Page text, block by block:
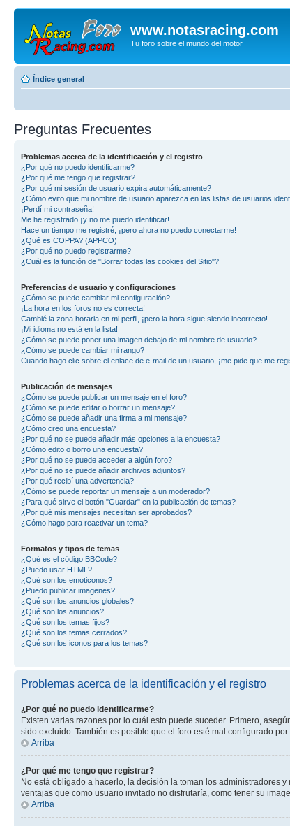
www.notasracing.com
Tu foro sobre el mundo del motor
Índice general
Preguntas Frecuentes
Problemas acerca de la identificación y el registro
¿Por qué no puedo identificarme?
¿Por qué me tengo que registrar?
¿Por qué mi sesión de usuario expira automáticamente?
¿Cómo evito que mi nombre de usuario aparezca en las listas de usuarios
¡Perdí mi contraseña!
Me he registrado ¡y no me puedo identificar!
Hace un tiempo me registré, ¡pero ahora no puedo conectarme!
¿Qué es COPPA? (APPCO)
¿Por qué no puedo registrarme?
¿Cuál es la función de "Borrar todas las cookies del Sitio"?
Preferencias de usuario y configuraciones
¿Cómo se puede cambiar mi configuración?
¡La hora en los foros no es correcta!
Cambié la zona horaria en mi perfil, ¡pero la hora sigue siendo incorrecto!
¡Mi idioma no está en la lista!
¿Cómo se puede poner una imagen debajo de mi nombre de usuario?
¿Cómo se puede cambiar mi rango?
Cuando hago clic sobre el enlace de e-mail de un usuario, ¡me pide que me
Publicación de mensajes
¿Cómo se puede publicar un mensaje en el foro?
¿Cómo se puede editar o borrar un mensaje?
¿Cómo se puede añadir una firma a mi mensaje?
¿Cómo creo una encuesta?
¿Por qué no se puede añadir más opciones a la encuesta?
¿Cómo edito o borro una encuesta?
¿Por qué no se puede acceder a algún foro?
¿Por qué no se puede añadir archivos adjuntos?
¿Por qué recibí una advertencia?
¿Cómo se puede reportar un mensaje a un moderador?
¿Para qué sirve el botón "Guardar" en la publicación de temas?
¿Por qué mis mensajes necesitan ser aprobados?
¿Cómo hago para reactivar un tema?
Formatos y tipos de temas
¿Qué es el código BBCode?
¿Puedo usar HTML?
¿Qué son los emoticonos?
¿Puedo publicar imagenes?
¿Qué son los anuncios globales?
¿Qué son los anuncios?
¿Qué son los temas fijos?
¿Qué son los temas cerrados?
¿Qué son los iconos para los temas?
Problemas acerca de la identificación y el registro
¿Por qué no puedo identificarme?
Existen varias razones por lo cuál esto puede suceder. Primero,
sido excluido. También es posible que el foro esté mal configurado
Arriba
¿Por qué me tengo que registrar?
No está obligado a hacerlo, la decisión la toman los administradores
ventajas que como usuario invitado no disfrutaría, como tener su
Arriba